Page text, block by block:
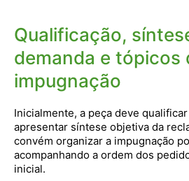
Qualificação,
demanda e tópicos
impugnação
Inicialmente, a peça deve
apresentar síntese objetiva da
convém organizar a impugnação
acompanhando a ordem dos
inicial.